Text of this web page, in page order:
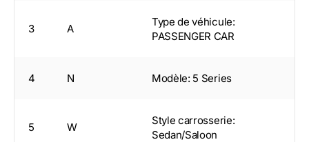
3 A
Type de véhicule:
PASSENGER CAR
4 N Modèle: 5 Series
5 W
Style carrosserie:
Sedan/Saloon